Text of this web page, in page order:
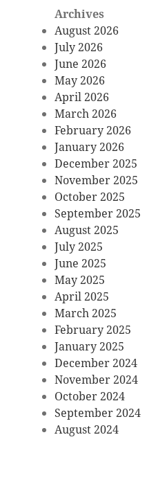
Archives
August 2026
July 2026
June 2026
May 2026
April 2026
March 2026
February 2026
January 2026
December 2025
November 2025
October 2025
September 2025
August 2025
July 2025
June 2025
May 2025
April 2025
March 2025
February 2025
January 2025
December 2024
November 2024
October 2024
September 2024
August 2024